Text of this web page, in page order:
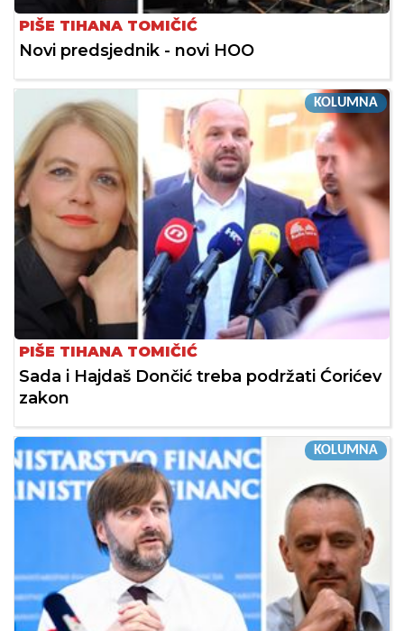
PIŠE TIHANA TOMIČIĆ
Novi predsjednik - novi HOO
KOLUMNA
PIŠE TIHANA TOMIČIĆ
Sada i Hajdaš Dončić treba podržati Ćorićev
zakon
KOLUMNA